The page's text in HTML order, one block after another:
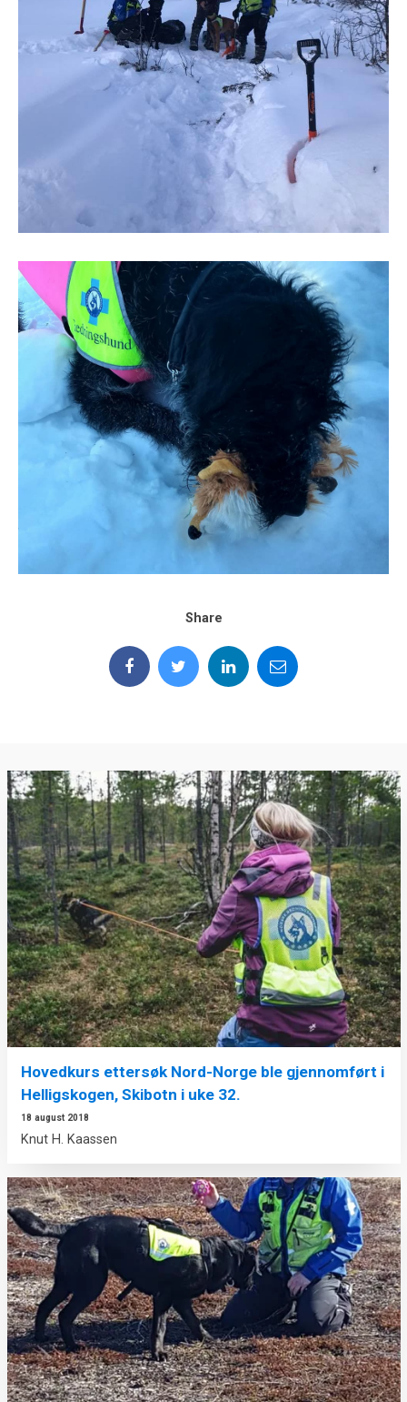
Share
Hovedkurs ettersøk Nord-Norge ble gjennomført i
Helligskogen, Skibotn i uke 32.
18 august 2018
Knut H. Kaassen